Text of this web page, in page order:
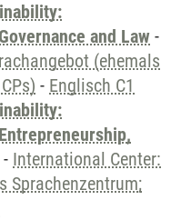
and Law -
(ehemals
- Englisch C1
- International Center:
Sprachenzentrum;